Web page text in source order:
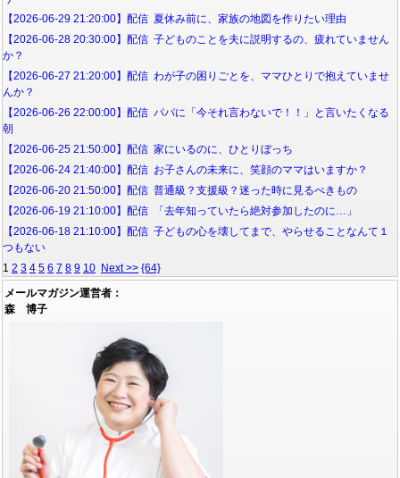
【2026-06-29 21:20:00】配信 夏休み前に、家族の地図を作りたい理由
【2026-06-28 20:30:00】配信 子どものことを夫に説明するの、疲れていません
か？
【2026-06-27 21:20:00】配信 わが子の困りごとを、ママひとりで抱えていませ
んか？
【2026-06-26 22:00:00】配信 パパに「今それ言わないで！！」と言いたくなる
朝
【2026-06-25 21:50:00】配信 家にいるのに、ひとりぼっち
【2026-06-24 21:40:00】配信 お子さんの未来に、笑顔のママはいますか？
【2026-06-20 21:50:00】配信 普通級？支援級？迷った時に見るべきもの
【2026-06-19 21:10:00】配信 「去年知っていたら絶対参加したのに…」
【2026-06-18 21:10:00】配信 子どもの心を壊してまで、やらせることなんて１
つもない
1 2 3 4 5 6 7 8 9 10 Next >> {64}
メールマガジン運営者：
森 博子